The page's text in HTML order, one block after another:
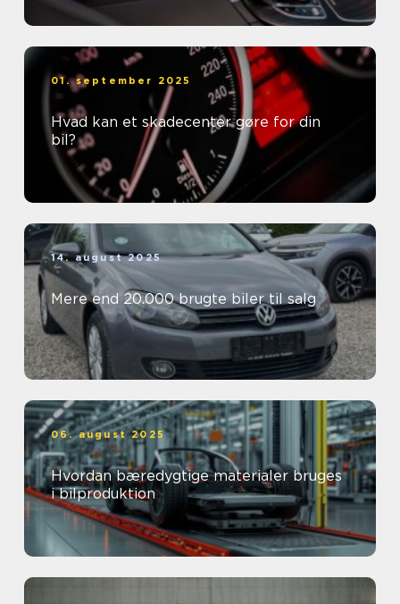
01. september 2025
Hvad kan et skadecenter gøre for din
bil?
14. august 2025
Mere end 20.000 brugte biler til salg
06. august 2025
Hvordan bæredygtige materialer bruges
i bilproduktion